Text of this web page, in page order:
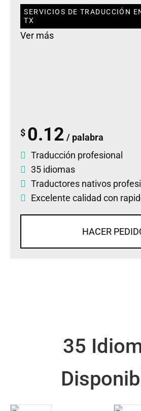
SERVICIOS DE TRADUCCIÓN
TX
Ver más
$ 0.12 / palabra
Traducción profesional
35 idiomas
Traductores nativos
Excelente calidad con
HACER
35